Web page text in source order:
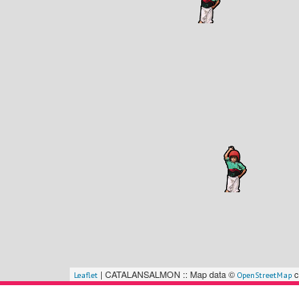
Leaflet | CATALANSALMON :: Map data © OpenStreetMap